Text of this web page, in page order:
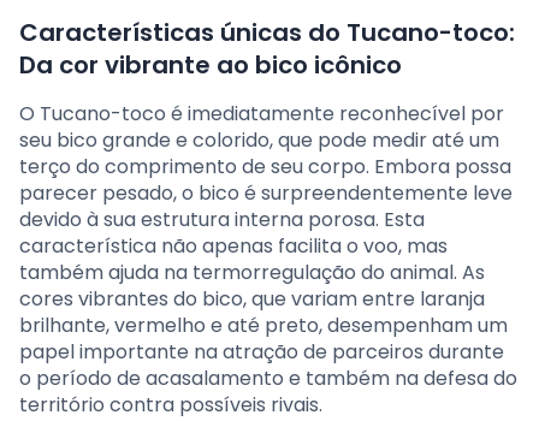
Características únicas do Tucano-toco:
Da cor vibrante ao bico icônico
O Tucano-toco é imediatamente reconhecível por
seu bico grande e colorido, que pode medir até um
terço do comprimento de seu corpo. Embora possa
parecer pesado, o bico é surpreendentemente leve
devido à sua estrutura interna porosa. Esta
característica não apenas facilita o voo, mas
também ajuda na termorregulação do animal. As
cores vibrantes do bico, que variam entre laranja
brilhante, vermelho e até preto, desempenham um
papel importante na atração de parceiros durante
o período de acasalamento e também na defesa do
território contra possíveis rivais.